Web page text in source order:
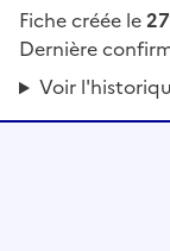
Fiche créée le
Dernière
Voir